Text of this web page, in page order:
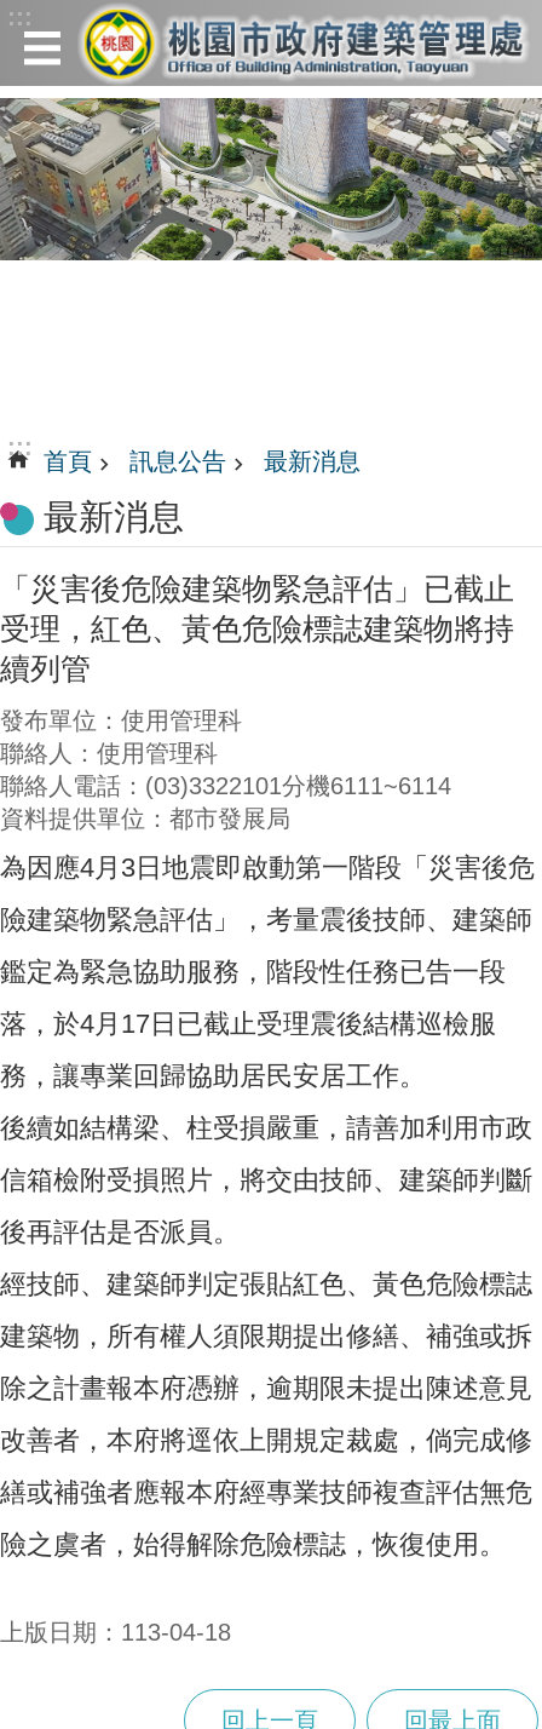
跳到主要內容區塊
:::
:::
首頁 訊息公告 最新消息
最新消息
「災害後危險建築物緊急評估」已截止
受理，紅色、黃色危險標誌建築物將持
續列管
發布單位：使用管理科
聯絡人：使用管理科
聯絡人電話：(03)3322101分機6111~6114
資料提供單位：都市發展局
為因應4月3日地震即啟動第一階段「災害後危
險建築物緊急評估」，考量震後技師、建築師
鑑定為緊急協助服務，階段性任務已告一段
落，於4月17日已截止受理震後結構巡檢服
務，讓專業回歸協助居民安居工作。
後續如結構梁、柱受損嚴重，請善加利用市政
信箱檢附受損照片，將交由技師、建築師判斷
後再評估是否派員。
經技師、建築師判定張貼紅色、黃色危險標誌
建築物，所有權人須限期提出修繕、補強或拆
除之計畫報本府憑辦，逾期限未提出陳述意見
改善者，本府將逕依上開規定裁處，倘完成修
繕或補強者應報本府經專業技師複查評估無危
險之虞者，始得解除危險標誌，恢復使用。
上版日期：113-04-18
回上一頁 回最上面